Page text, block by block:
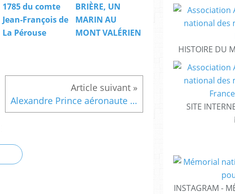
1785 du comte
Jean-François de
La Pérouse
BRIÈRE, UN
MARIN AU
MONT VALÉRIEN
Alexandre Prince aéronaute mort pour la France
HISTOIRE DU
SITE
INSTAGRAM -